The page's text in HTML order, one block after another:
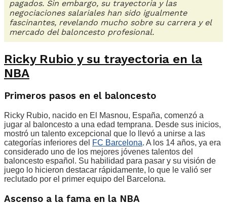
pagados. Sin embargo, su trayectoria y las
negociaciones salariales han sido igualmente
fascinantes, revelando mucho sobre su carrera y el
mercado del baloncesto profesional.
Ricky Rubio y su trayectoria en la
NBA
Primeros pasos en el baloncesto
Ricky Rubio, nacido en El Masnou, España, comenzó a
jugar al baloncesto a una edad temprana. Desde sus inicios,
mostró un talento excepcional que lo llevó a unirse a las
categorías inferiores del FC Barcelona. A los 14 años, ya era
considerado uno de los mejores jóvenes talentos del
baloncesto español. Su habilidad para pasar y su visión de
juego lo hicieron destacar rápidamente, lo que le valió ser
reclutado por el primer equipo del Barcelona.
Ascenso a la fama en la NBA